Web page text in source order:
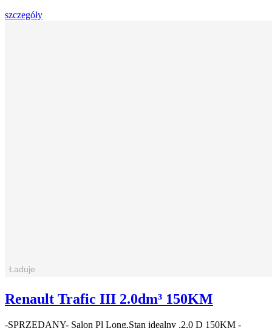
szczegóły
Renault Trafic III 2.0dm³ 150KM
-SPRZEDANY- Salon Pl Long,Stan idealny ,2,0 D 150KM -